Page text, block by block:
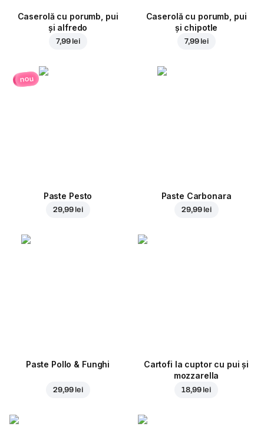
Caserolă cu porumb, pui
și alfredo
7,99 lei
Caserolă cu porumb, pui
și chipotle
7,99 lei
nou
Paste Pesto
29,99 lei
Paste Carbonara
29,99 lei
Paste Pollo & Funghi
29,99 lei
Cartofi la cuptor cu pui și
mozzarella
18,99 lei